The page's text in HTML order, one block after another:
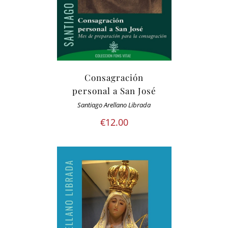
Consagración
personal a San José
Santiago Arellano Librada
€12.00